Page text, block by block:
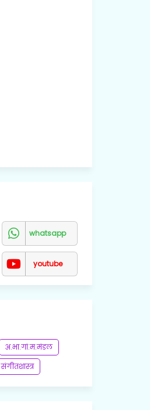
whatsapp
youtube
अ.भा.गां.म.मंडल
संगीतशास्त्र